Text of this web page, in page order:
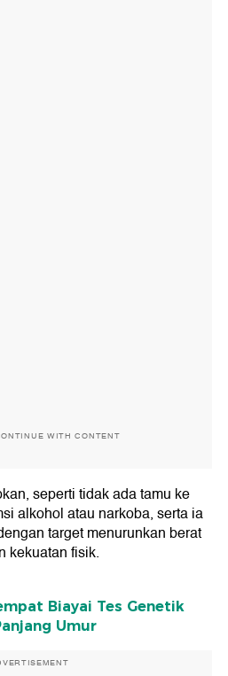
WITH CONTENT
seperti tidak ada tamu ke
alkohol atau narkoba, serta ia
target menurunkan berat
kekuatan fisik.
Biayai Tes Genetik
Umur